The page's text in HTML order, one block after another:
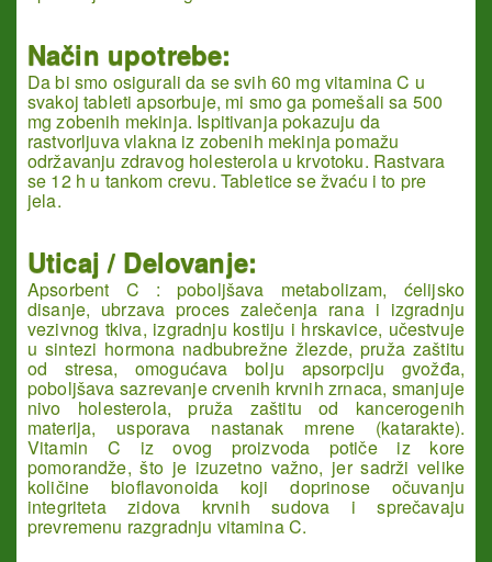
Način upotrebe:
Da bi smo osigurali da se svih 60 mg vitamina C u
svakoj tableti apsorbuje, mi smo ga pomešali sa 500
mg zobenih mekinja. Ispitivanja pokazuju da
rastvorljuva vlakna iz zobenih mekinja pomažu
održavanju zdravog holesterola u krvotoku. Rastvara
se 12 h u tankom crevu. Tabletice se žvaću i to pre
jela.
Uticaj / Delovanje:
Apsorbent C : poboljšava metabolizam, ćelijsko
disanje, ubrzava proces zalečenja rana i izgradnju
vezivnog tkiva, izgradnju kostiju i hrskavice, učestvuje
u sintezi hormona nadbubrežne žlezde, pruža zaštitu
od stresa, omogućava bolju apsorpciju gvožđa,
poboljšava sazrevanje crvenih krvnih zrnaca, smanjuje
nivo holesterola, pruža zaštitu od kancerogenih
materija, usporava nastanak mrene (katarakte).
Vitamin C iz ovog proizvoda potiče iz kore
pomorandže, što je izuzetno važno, jer sadrži velike
količine bioflavonoida koji doprinose očuvanju
integriteta zidova krvnih sudova i sprečavaju
prevremenu razgradnju vitamina C.